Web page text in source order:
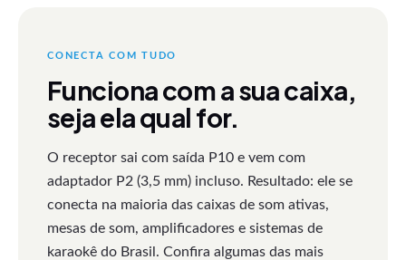
CONECTA COM TUDO
Funciona com a sua caixa,
seja ela qual for.
O receptor sai com saída P10 e vem com
adaptador P2 (3,5 mm) incluso. Resultado: ele se
conecta na maioria das caixas de som ativas,
mesas de som, amplificadores e sistemas de
karaokê do Brasil. Confira algumas das mais